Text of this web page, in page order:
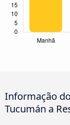
Informação
Tucumán a